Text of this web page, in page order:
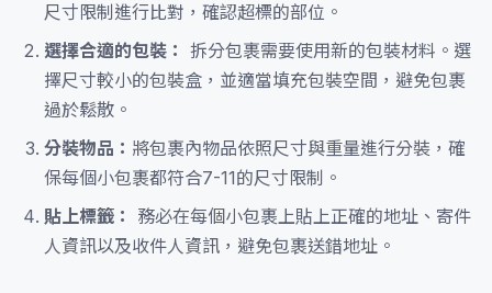
尺寸限制進行比對，確認超標的部位。
選擇合適的包裝： 拆分包裹需要使用新的包裝材料。選
擇尺寸較小的包裝盒，並適當填充包裝空間，避免包裹
過於鬆散。
分裝物品： 將包裹內物品依照尺寸與重量進行分裝，確
保每個小包裹都符合7-11的尺寸限制。
貼上標籤：
務必在每個小包裹上貼上正確的地址、寄件
人資訊以及收件人資訊，避免包裹送錯地址。